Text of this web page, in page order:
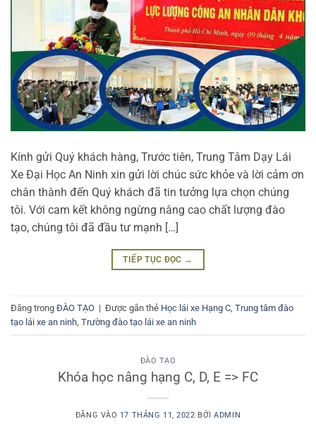
Kính gửi Quý khách hàng, Trước tiên, Trung Tâm Dạy Lái
Xe Đại Học An Ninh xin gửi lời chúc sức khỏe và lời cảm ơn
chân thành đến Quý khách đã tin tưởng lựa chọn chúng
tôi. Với cam kết không ngừng nâng cao chất lượng đào
tạo, chúng tôi đã đầu tư mạnh […]
TIẾP TỤC ĐỌC →
Đăng trong ĐÀO TẠO | Được gắn thẻ Học lái xe Hạng C Trung tâm đào
tạo lái xe an ninh Trường đào tạo lái xe an ninh
ĐÀO TẠO
Khóa học nâng hạng C, D, E => FC
ĐĂNG VÀO 17 THÁNG 11, 2022 BỞIADMIN